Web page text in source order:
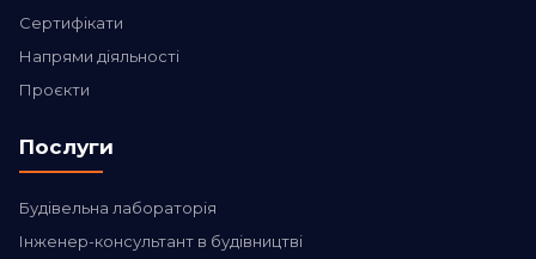
Сертифікати
Напрями діяльності
Проєкти
Послуги
Будівельна лабораторія
Інженер-консультант в будівництві